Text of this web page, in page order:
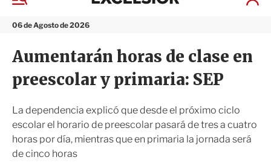
M
n
06 de Agosto de 2026
I
a
ó
i
r
Aumentarán horas de clase en
preescolar y primaria: SEP
La dependencia explicó que desde el próximo ciclo
escolar el horario de preescolar pasará de tres a cuatro
horas por día, mientras que en primaria la jornada será
de cinco horas